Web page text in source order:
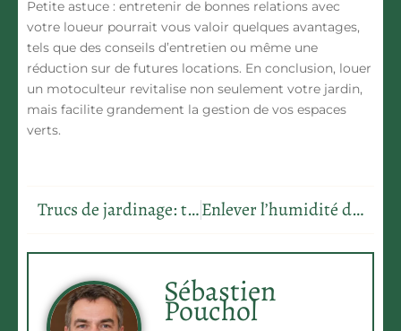
Petite astuce : entretenir de bonnes relations avec
votre loueur pourrait vous valoir quelques avantages,
tels que des conseils d’entretien ou même une
réduction sur de futures locations. En conclusion, louer
un motoculteur revitalise non seulement votre jardin,
mais facilite grandement la gestion de vos espaces
verts.
Trucs de jardinage: transforme ta maison avec des astuces simples et étonnantes Enlever l’humidité d’une cave
Sébastien
Pouchol